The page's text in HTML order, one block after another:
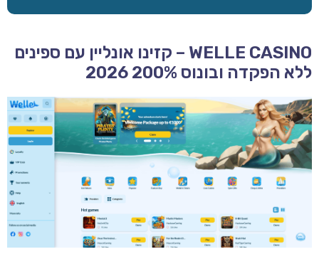
WELLE CASINO – קזינו אונליין עם ספינים
ללא הפקדה ובונוס 200% 2026